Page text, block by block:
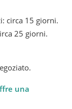
circa 15 giorni.
25 giorni.
una